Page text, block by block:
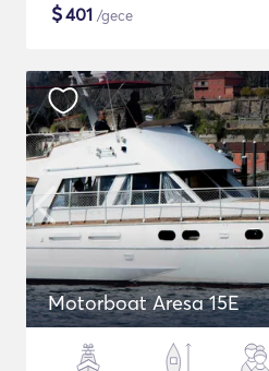
$401 /gece
Motorboat Aresa 15E